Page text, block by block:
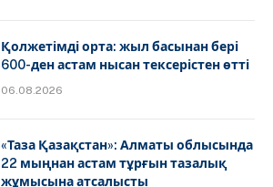
Қолжетімді орта: жыл басынан бері
600-ден астам нысан тексерістен өтті
06.08.2026
«Таза Қазақстан»: Алматы облысында
22 мыңнан астам тұрғын тазалық
жұмысына атсалысты